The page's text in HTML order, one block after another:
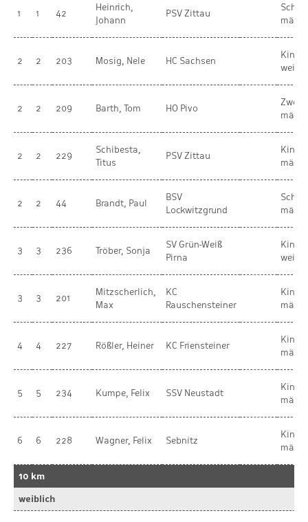
1 1 42
Heinrich,
Johann
PSV Zittau
2 2 203 Mosig, Nele HC Sachsen
Kinder
2 2 209 Barth, Tom HO Pivo
2 2 229
Schibesta,
Titus
PSV Zittau
Kinder
2 2 44 Brandt, Paul
BSV
Lockwitzgrund
3 3 236 Tröber, Sonja
SV Grün-Weiß
Pirna
Kinder
3 3 201
Mitzscherlich,
Max
KC
Rauschensteiner
Kinder
4 4 227 Rößler, Heiner KC Friensteiner
Kinder
5 5 234 Kumpe, Felix SSV Neustadt
Kinder
6 6 228 Wagner, Felix Sebnitz
Kinder
10 km
weiblich